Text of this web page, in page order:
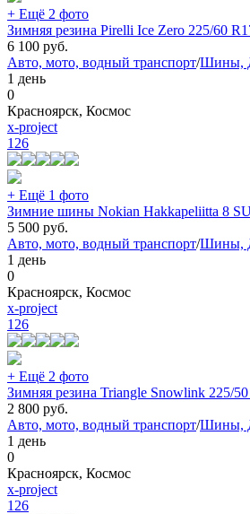
+ Ещё 2 фото
Зимняя резина Pirelli Ice Zero 225/60
6 100 руб.
Авто, мото, водный транспорт/Шины,
1 день
0
Красноярск, Космос
x-project
126
+ Ещё 1 фото
Зимние шины Nokian Hakkapeliitta 8
5 500 руб.
Авто, мото, водный транспорт/Шины,
1 день
0
Красноярск, Космос
x-project
126
+ Ещё 2 фото
Зимняя резина Triangle Snowlink 225/
2 800 руб.
Авто, мото, водный транспорт/Шины,
1 день
0
Красноярск, Космос
x-project
126